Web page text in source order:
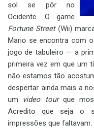
sol se pôr no
Ocidente. O game
Fortune Street(Wii)
Mario se encontra com
jogo de tabuleiro — a
primeira vez em que um
não estamos tão
despertar ainda mais a
um video tourque
Acredito que seja o
impressões que faltavam.